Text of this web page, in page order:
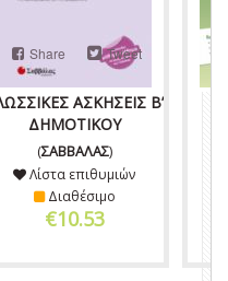
ΑΣΚΗΣΕΙΣ Β’
ΔΗΜΟΤΙΚΟΥ
(ΣΑΒΒΑΛΑΣ)
Share Tweet
Λίστα επιθυμιών
Διαθέσιμο
€10.53